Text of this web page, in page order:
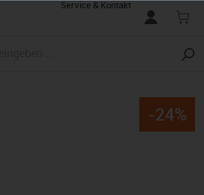
Service & Kontakt
-24%